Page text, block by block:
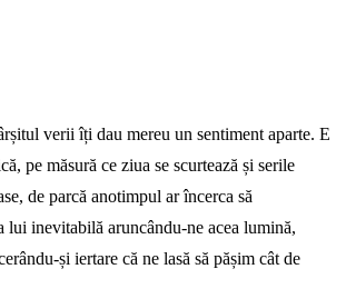
verii îți dau mereu un sentiment aparte. E
pe măsură ce ziua se scurtează și serile
de parcă anotimpul ar încerca să
lui inevitabilă aruncându-ne acea lumină,
și iertare că ne lasă să pășim cât de